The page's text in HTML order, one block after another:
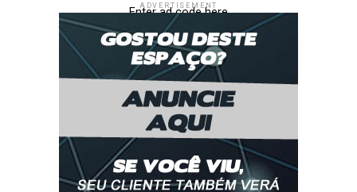
ADVERTISEMENT
Enter ad code here